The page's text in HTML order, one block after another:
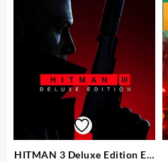
HITMAN 3 Deluxe Edition EU